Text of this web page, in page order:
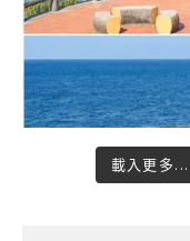
載入更多...